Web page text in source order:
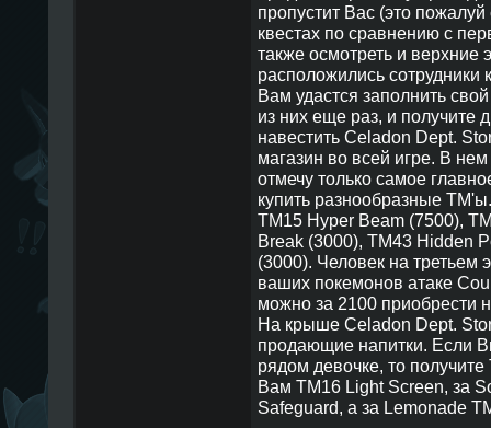
пропустит Вас (это
квестах по сравнению с
также осмотреть и верхние
расположились сотрудники
Вам удастся заполнить
из них еще раз, и получите
навестить Celadon Dept.
магазин во всей игре. В
отмечу только самое
купить разнообразные
TM15 Hyper Beam (7500),
Break (3000), TM43 Hidden
(3000). Человек на третьем
ваших покемонов атаке
можно за 2100 приобрести
На крыше Celadon Dept.
продающие напитки. Если
рядом девочке, то
Вам TM16 Light Screen, за
Safeguard, а за Lemonade